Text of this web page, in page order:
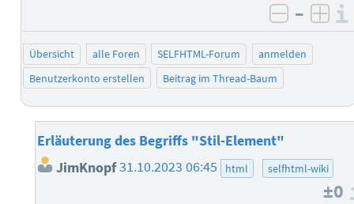
negativ
–
Übersicht alle Foren SELFHTML-Forum
anmelden
Benutzerkonto erstellen
Beitrag im Thread-Baum
Erläuterung des Begriffs "Stil-Element"
JimKnopf31.10.2023 06:45 html selfhtml-wiki
±0